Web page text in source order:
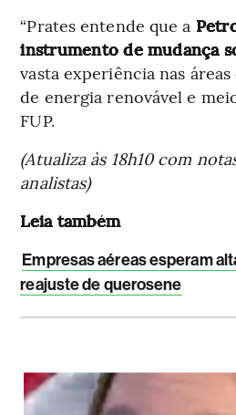
“Prates entende que a
instrumento de mudança
vasta experiência nas
de energia renovável e
FUP.
(Atualiza às 18h10 com
analistas)
Leia também
Empresas aéreas esperam
reajuste de querosene